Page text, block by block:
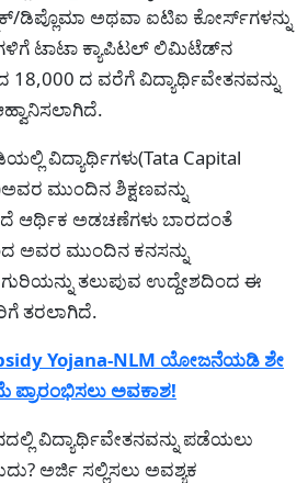
ಡಿಪ್ಲೊಮಾ ಅಥವಾ ಐಟಿಐ ಕೋರ್ಸ್‌ಗಳನ್ನು
ಟಾಟಾ ಕ್ಯಾಪಿಟಲ್ ಲಿಮಿಟೆಡ್‌ನ
ದ ವರೆಗೆ ವಿದ್ಯಾರ್ಥಿವೇತನವನ್ನು
ವಿದ್ಯಾರ್ಥಿಗಳು(Tata Capital
ಮುಂದಿನ ಶಿಕ್ಷಣವನ್ನು
ಆರ್ಥಿಕ ಅಡಚಣೆಗಳು ಬಾರದಂತೆ
ಅವರ ಮುಂದಿನ ಕನಸನ್ನು
ತಲುಪುವ ಉದ್ದೇಶದಿಂದ ಈ
ತರಲಾಗಿದೆ.
Yojana-NLM ಯೋಜನೆಯಡಿ ಶೇ
ಪ್ರಾರಂಭಿಸಲು ಅವಕಾಶ!
ವಿದ್ಯಾರ್ಥಿವೇತನವನ್ನು ಪಡೆಯಲು
ಅರ್ಜಿ ಸಲ್ಲಿಸಲು ಅವಶ್ಯಕ